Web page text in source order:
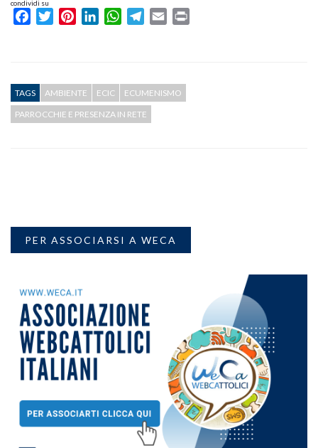
condividi su
FacebookTwitterPinterestLinkedInWhatsAppTelegram
Email
TAGS AMBIENTE ECIC
ECUMENISMO
PARROCCHIE E PRESENZA IN RETE
PER ASSOCIARSI A WECA